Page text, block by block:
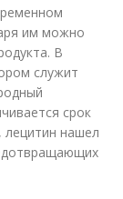
им можно
В
служит
срок
лецитин нашел